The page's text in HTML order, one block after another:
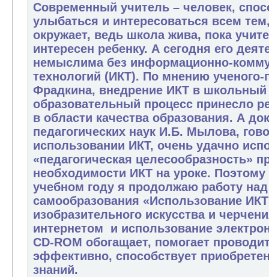
Современный учитель – человек,
улыбаться и интересоваться всем
окружает, ведь школа жива, пока
интересен ребенку. А сегодня его
немыслима без информационно-
технологий (ИКТ). По мнению ученого-
Фрадкина, внедрение ИКТ в школьный
образовательный процесс принесло
в области качества образования. А
педагогических наук И.Б. Мылова,
использовании ИКТ, очень удачно
«педагогическая целесообразность»
необходимости ИКТ на уроке. Поэтому
учебном году я продолжаю работу
самообразования «Использование
изобразительного искусства и
интернетом и использование
CD-ROM обогащает, помогает
эффективно, способствует